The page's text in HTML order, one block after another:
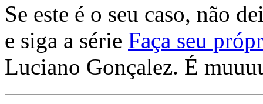
Se este é o seu caso, não
e siga a série Faça seu
Luciano Gonçalez. É